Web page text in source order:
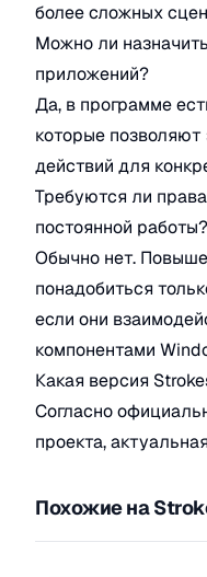
более сложных
Можно ли
приложений?
Да, в программе
которые
действий для
Требуются ли
постоянной работы?
Обычно нет.
понадобиться
если они
компонентами
Какая версия
Согласно
проекта,
Похожие на